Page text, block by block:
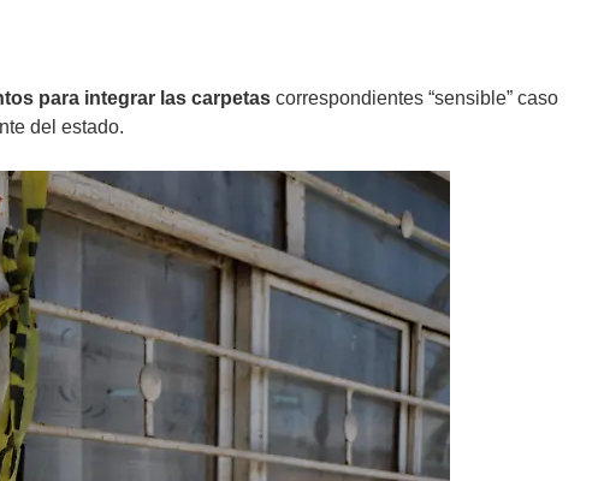
para integrar las carpetas correspondientes “sensible” caso
del estado.